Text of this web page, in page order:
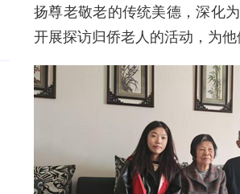
扬尊老敬老的传统美德，深化
开展探访归侨老人的活动，为